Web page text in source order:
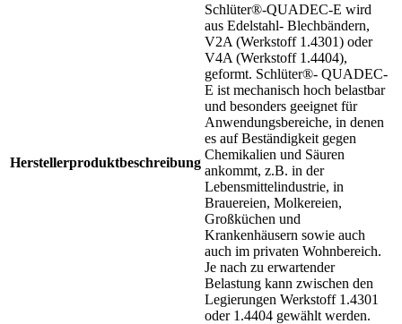
Herstellerproduktbeschreibung
Schlüter®-QUADEC-E wird
aus Edelstahl- Blechbändern,
V2A (Werkstoff 1.4301) oder
V4A (Werkstoff 1.4404),
geformt. Schlüter®- QUADEC-
E ist mechanisch hoch belastbar
und besonders geeignet für
Anwendungsbereiche, in denen
es auf Beständigkeit gegen
Chemikalien und Säuren
ankommt, z.B. in der
Lebensmittelindustrie, in
Brauereien, Molkereien,
Großküchen und
Krankenhäusern sowie auch
auch im privaten Wohnbereich.
Je nach zu erwartender
Belastung kann zwischen den
Legierungen Werkstoff 1.4301
oder 1.4404 gewählt werden.